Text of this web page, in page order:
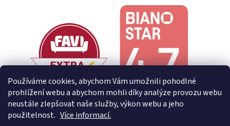
Používáme cookies, abychom Vám umožnili pohodlné
prohlížení webu a abychom mohli díky analýze provozu webu
neustále zlepšovat naše služby, výkon webu a jeho
použitelnost. Více informací.